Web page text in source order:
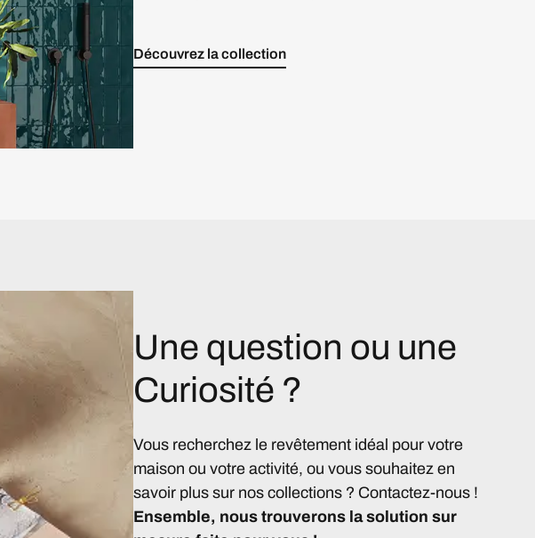
Découvrez la collection
Une question ou une
Curiosité ?
Vous recherchez le revêtement idéal pour votre
maison ou votre activité, ou vous souhaitez en
savoir plus sur nos collections ? Contactez-nous !
Ensemble, nous trouverons la solution sur